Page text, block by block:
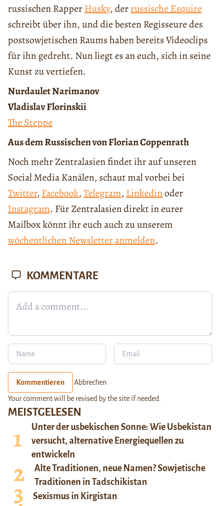
russischen RapperHusky, derrussische Esquire
schreibt über ihn, und die besten Regisseure des
postsowjetischen Raums haben bereits Videoclips
für ihn gedreht. Nun liegt es an euch, sich in seine
Kunst zu vertiefen.
Nurdaulet Narimanov
Vladislav Florinskii
The Steppe
Aus dem Russischen von Florian Coppenrath
Noch mehr Zentralasien findet ihr auf unseren
Social Media Kanälen, schaut mal vorbei bei
Twitter, Facebook,Telegram, Linkedinoder
Instagram. Für Zentralasien direkt in eurer
Mailbox könnt ihr euch auch zu unserem
wöchentlichen Newsletter anmelden.
MEISTGELESEN
Unter der usbekischen Sonne: Wie Usbekistan
versucht, alternative Energiequellen zu
entwickeln
Alte Traditionen, neue Namen? Sowjetische
Traditionen in Tadschikistan
Sexismus in Kirgistan
KOMMENTARE
Kommentieren Abbrechen
Your comment will be revised by the site if needed.